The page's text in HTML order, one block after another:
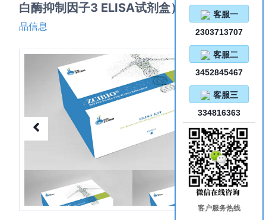
白酶抑制因子3 ELISA试剂盒）
一键复制产
品信息
客服一
2303713707
客服二
3452845467
客服三
334816363
客户服务热线